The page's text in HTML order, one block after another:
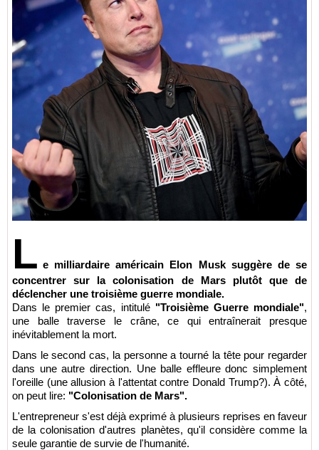
L e milliardaire américain Elon Musk suggère de se
concentrer sur la colonisation de Mars plutôt que de
déclencher une troisième guerre mondiale.
Dans le premier cas, intitulé "Troisième Guerre mondiale",
une balle traverse le crâne, ce qui entraînerait presque
inévitablement la mort.
Dans le second cas, la personne a tourné la tête pour regarder
dans une autre direction. Une balle effleure donc simplement
l'oreille (une allusion à l'attentat contre Donald Trump?). À côté,
on peut lire: "Colonisation de Mars".
L'entrepreneur s'est déjà exprimé à plusieurs reprises en faveur
de la colonisation d'autres planètes, qu'il considère comme la
seule garantie de survie de l'humanité.